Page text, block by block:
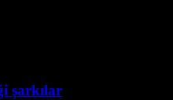
şarkılar